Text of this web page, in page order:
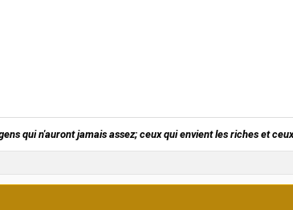
qui n'auront jamais assez; ceux qui envient les riches et